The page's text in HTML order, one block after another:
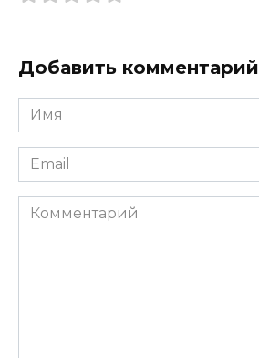
Добавить комментарий
Имя
*
Email
*
Комментарий